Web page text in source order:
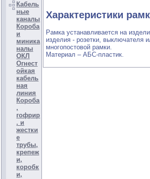
Кабель
ные
каналы
Короба
и
миника
налы
ОКЛ
Огнест
ойкая
кабель
ная
линия
Короба
,
гофрир
. и
жестки
е
трубы,
крепеж
и,
коробк
и,
Характеристики
Рамка устанавливается на
изделия - розетки, выключателя
многопостовой рамки.
Материал – АБС-пластик.